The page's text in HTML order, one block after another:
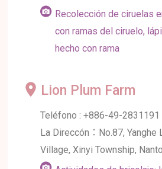
Recolección de ciruelas
con ramas del ciruelo,
hecho con rama
Lion Plum Farm
Teléfono : +886-49-2831191
La Direccón：No.87, Yanghe
Village, Xinyi Township,